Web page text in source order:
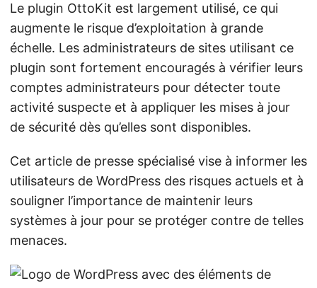
Le plugin OttoKit est largement utilisé, ce qui
augmente le risque d’exploitation à grande
échelle. Les administrateurs de sites utilisant ce
plugin sont fortement encouragés à vérifier leurs
comptes administrateurs pour détecter toute
activité suspecte et à appliquer les mises à jour
de sécurité dès qu’elles sont disponibles.
Cet article de presse spécialisé vise à informer les
utilisateurs de WordPress des risques actuels et à
souligner l’importance de maintenir leurs
systèmes à jour pour se protéger contre de telles
menaces.